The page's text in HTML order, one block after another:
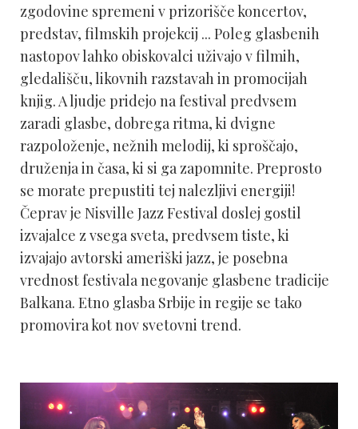
zgodovine spremeni v prizorišče koncertov,
predstav, filmskih projekcij ... Poleg glasbenih
nastopov lahko obiskovalci uživajo v filmih,
gledališču, likovnih razstavah in promocijah
knjig. A ljudje pridejo na festival predvsem
zaradi glasbe, dobrega ritma, ki dvigne
razpoloženje, nežnih melodij, ki sproščajo,
druženja in časa, ki si ga zapomnite. Preprosto
se morate prepustiti tej nalezljivi energiji!
Čeprav je Nisville Jazz Festival doslej gostil
izvajalce z vsega sveta, predvsem tiste, ki
izvajajo avtorski ameriški jazz, je posebna
vrednost festivala negovanje glasbene tradicije
Balkana. Etno glasba Srbije in regije se tako
promovira kot nov svetovni trend.